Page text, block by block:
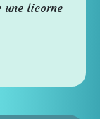
une licorne